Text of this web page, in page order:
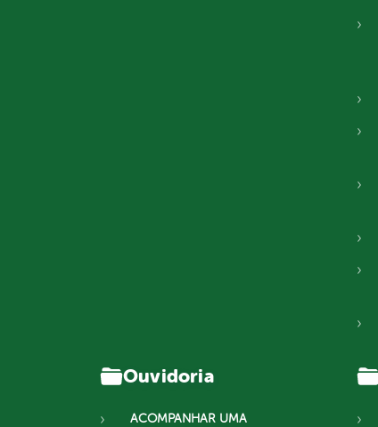
Ouvidoria
ACOMPANHAR UMA